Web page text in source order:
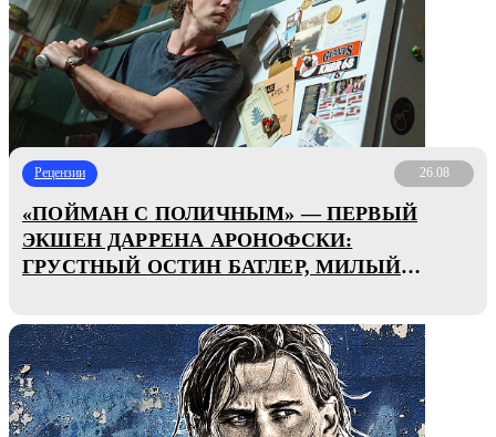
Рецензии 26.08
«ПОЙМАН С ПОЛИЧНЫМ» — ПЕРВЫЙ
ЭКШЕН ДАРРЕНА АРОНОФСКИ:
ГРУСТНЫЙ ОСТИН БАТЛЕР, МИЛЫЙ